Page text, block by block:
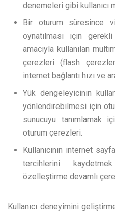
denemeleri gibi
Bir oturum süresince
oynatılması için
amacıyla kullanılan
çerezleri (flash
internet bağlantı hızı ve
Yük dengeleyicinin
yönlendirebilmesi için
sunucuyu tanımlamak
oturum çerezleri.
Kullanıcının internet
tercihlerini
özelleştirme devamlı
Kullanıcı deneyimini